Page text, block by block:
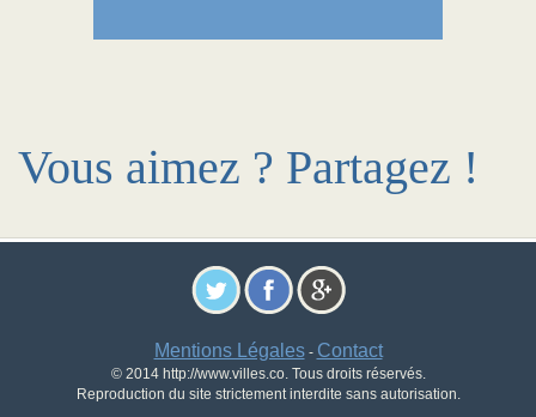
Vous aimez ? Partagez !
Mentions Légales- Contact
© 2014 http://www.villes.co. Tous droits réservés.
Reproduction du site strictement interdite sans autorisation.